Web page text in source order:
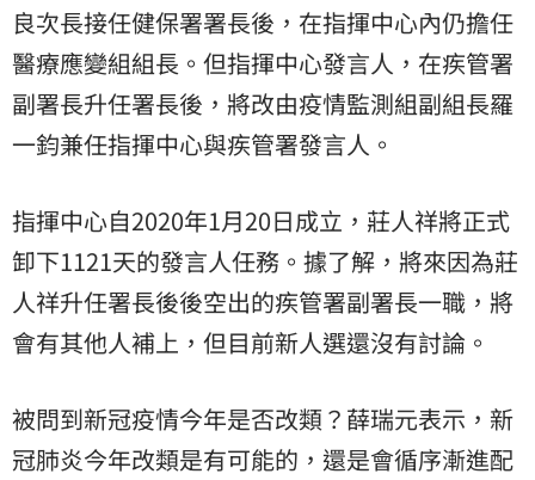
良次長接任健保署署長後，在指揮中心內仍擔任
醫療應變組組長。但指揮中心發言人，在疾管署
副署長升任署長後，將改由疫情監測組副組長羅
一鈞兼任指揮中心與疾管署發言人。
指揮中心自2020年1月20日成立，莊人祥將正式
卸下1121天的發言人任務。據了解，將來因為莊
人祥升任署長後後空出的疾管署副署長一職，將
會有其他人補上，但目前新人選還沒有討論。
被問到新冠疫情今年是否改類？薛瑞元表示，新
冠肺炎今年改類是有可能的，還是會循序漸進配